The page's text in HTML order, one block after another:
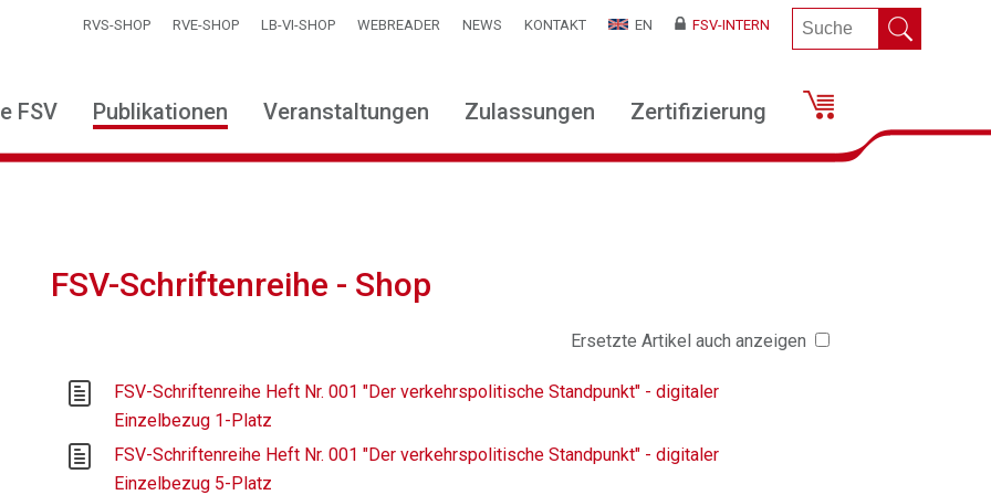
RVS-SHOP RVE-SHOP LB-VI-SHOP WEBREADER NEWS KONTAKT EN FSV-INTERN
FSV Publikationen Veranstaltungen Zulassungen Zertifizierung
FSV-Schriftenreihe - Shop
Ersetzte Artikel auch anzeigen
FSV-Schriftenreihe Heft Nr. 001 "Der verkehrspolitische Standpunkt" - digitaler
Einzelbezug 1-Platz
FSV-Schriftenreihe Heft Nr. 001 "Der verkehrspolitische Standpunkt" - digitaler
Einzelbezug 5-Platz